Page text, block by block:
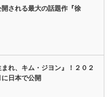
開される最大の話題作『徐
まれ、キム・ジヨン』！２０２
に日本で公開